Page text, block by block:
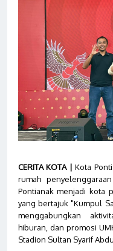
CERITA KOTA |Kota
rumah
Pontianak menjadi kota
yang bertajuk "Kumpul
menggabungkan
hiburan, dan promosi
Stadion Sultan Syarif